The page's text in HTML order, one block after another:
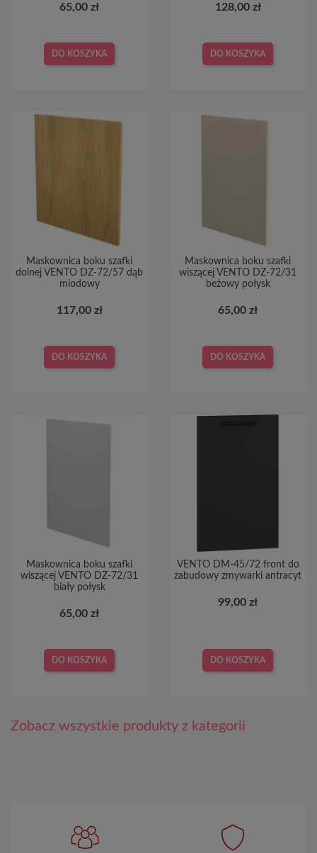
65,00 zł
DO KOSZYKA
128,00 zł
DO KOSZYKA
Maskownica boku szafki
dolnej VENTO DZ-72/57 dąb
miodowy
117,00 zł
DO KOSZYKA
Maskownica boku szafki
wiszącej VENTO DZ-72/31
beżowy połysk
65,00 zł
DO KOSZYKA
Maskownica boku szafki
wiszącej VENTO DZ-72/31
biały połysk
65,00 zł
DO KOSZYKA
VENTO DM-45/72 front do
zabudowy zmywarki antracyt
99,00 zł
DO KOSZYKA
Zobacz wszystkie produkty z kategorii